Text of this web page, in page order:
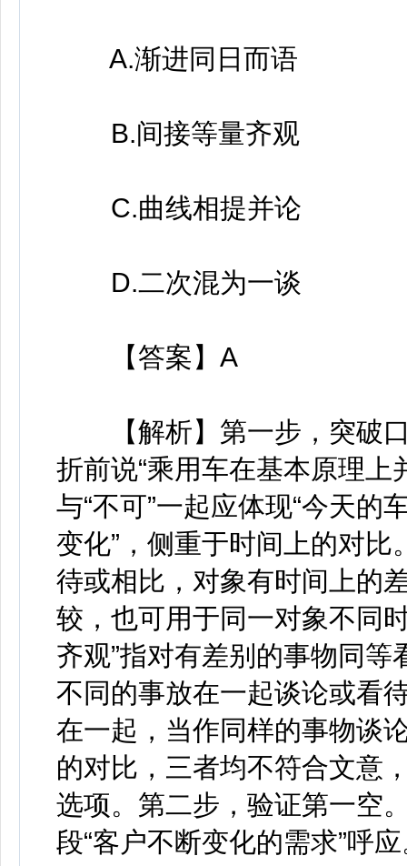
A.渐进同日而语
B.间接等量齐观
C.曲线相提并论
D.二次混为一谈
【答案】A
【解析】第一步，突破口
折前说“乘用车在基本原理上
与“不可”一起应体现“今天
变化”，侧重于时间上的对比
待或相比，对象有时间上的
较，也可用于同一对象不同
齐观”指对有差别的事物同等
不同的事放在一起谈论或看
在一起，当作同样的事物谈
的对比，三者均不符合文意
选项。第二步，验证第一空
段“客户不断变化的需求”呼